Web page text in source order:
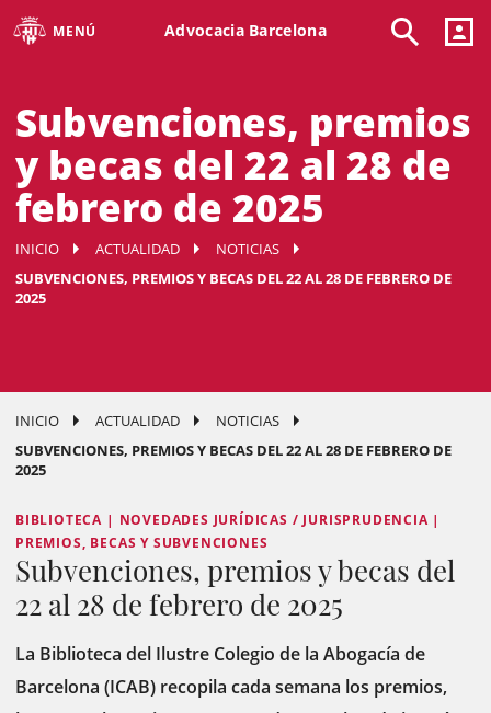
MENÚ Advocacia Barcelona
Subvenciones, premios
y becas del 22 al 28 de
febrero de 2025
INICIO ACTUALIDAD
NOTICIAS
SUBVENCIONES, PREMIOS Y BECAS DEL 22 AL 28 DE FEBRERO DE
2025
INICIO ACTUALIDAD
NOTICIAS
SUBVENCIONES, PREMIOS Y BECAS DEL 22 AL 28 DE FEBRERO DE
2025
BIBLIOTECA | NOVEDADES JURÍDICAS / JURISPRUDENCIA |
PREMIOS, BECAS Y SUBVENCIONES
Subvenciones, premios y becas del
22 al 28 de febrero de 2025
La Biblioteca del Ilustre Colegio de la Abogacía de
Barcelona (ICAB) recopila cada semana los premios,